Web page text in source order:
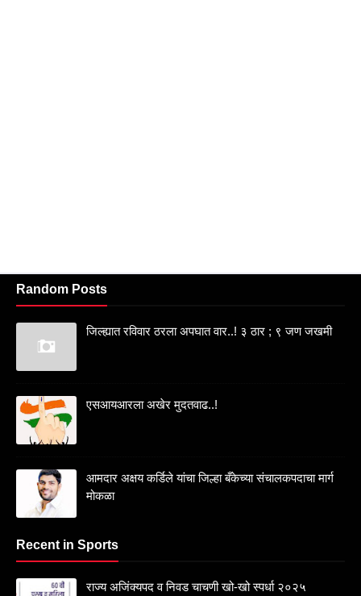
Random Posts
जिल्ह्यात रविवार ठरला अपघात वार..! ३ ठार ; ९ जण जखमी
एसआयआरला अखेर मुदतवाढ..!
आमदार अक्षय कर्डिले यांचा जिल्हा बँकेच्या संचालकपदाचा मार्ग
मोकळा
Recent in Sports
राज्य अजिंक्यपद व निवड चाचणी खो-खो स्पर्धा २०२५